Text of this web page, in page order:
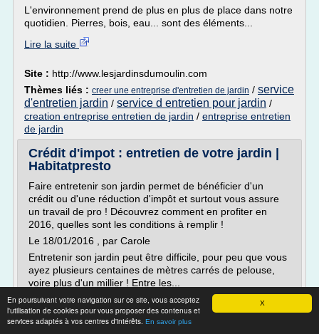
X
En poursuivant votre navigation sur ce site, vous acceptez
l'utilisation de cookies pour vous proposer des contenus et
services adaptés à vos centres d'intérêts. En savoir plus
L'environnement prend de plus en plus de place dans notre
quotidien. Pierres, bois, eau... sont des éléments...
Lire la suite
Site : http://www.lesjardinsdumoulin.com
Thèmes liés : creer une entreprise d'entretien de jardin / service
d'entretien jardin / service d entretien pour jardin /
creation entreprise entretien de jardin / entreprise entretien
de jardin
Crédit d'impot : entretien de votre jardin |
Habitatpresto
Faire entretenir son jardin permet de bénéficier d'un
crédit ou d'une réduction d'impôt et surtout vous assure
un travail de pro ! Découvrez comment en profiter en
2016, quelles sont les conditions à remplir !
Le 18/01/2016 , par Carole
Entretenir son jardin peut être difficile, pour peu que vous
ayez plusieurs centaines de mètres carrés de pelouse,
voire plus d'un millier ! Entre les...
Lire la suite